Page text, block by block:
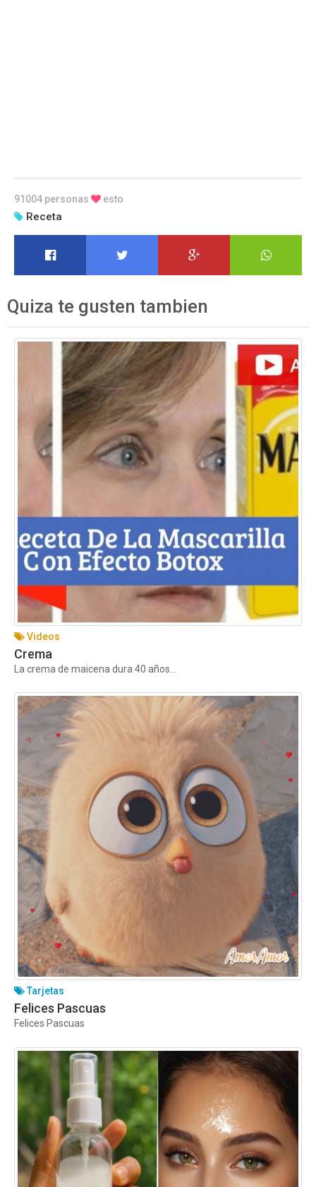
91004 personas esto
Receta
Quiza te gusten tambien
Videos
Crema
La crema de maicena dura 40 años...
Tarjetas
Felices Pascuas
Felices Pascuas